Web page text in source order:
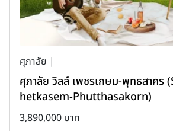
ศุภาลัย |
ศุภาลัย วิลล์ เพชรเกษม-พุทธสาคร
hetkasem-Phutthasakorn)
3,890,000 บาท